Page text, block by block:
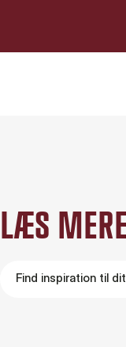
LÆS
Find inspiration til